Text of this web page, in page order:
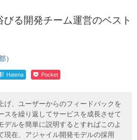
る開発チーム運営のベスト
）
! Hatena Pocket
げ、ユーザーからのフィードバックを
スを繰り返してサービスを成長させて
デルを簡単に説明するとすればこのよ
現在、アジャイル開発モデルの採用